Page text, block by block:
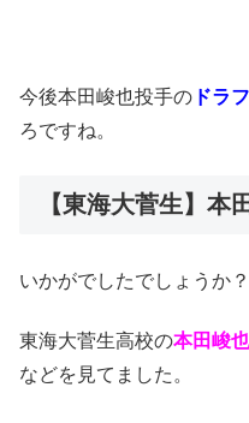
今後本田峻也投手の ドラ
ろですね。
【東海大菅生】本
いかがでしたでしょうか
東海大菅生高校の本田峻
などを見てました。